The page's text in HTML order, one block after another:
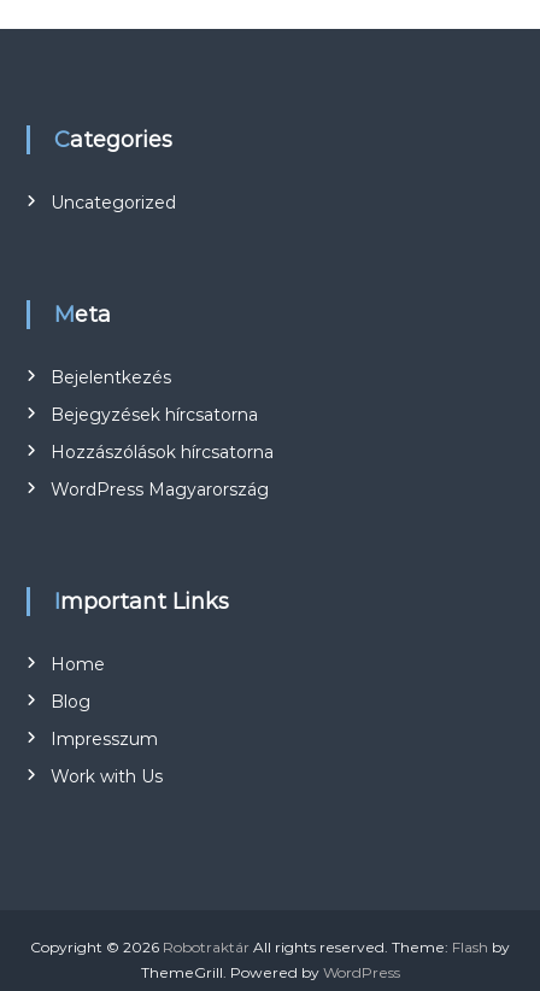
e
y
z
s
a
v
c
i
ó
Categories
Uncategorized
Meta
Bejelentkezés
Bejegyzések hírcsatorna
Hozzászólások hírcsatorna
WordPress Magyarország
Important Links
Home
Blog
Impresszum
Work with Us
Copyright © 2026 Robotraktár All rights reserved. Theme: Flash by
ThemeGrill. Powered by WordPress